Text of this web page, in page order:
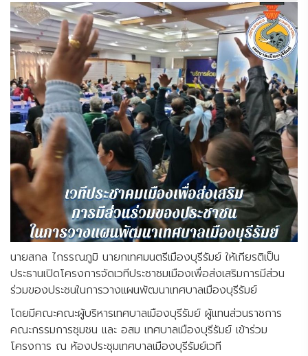
นายสกล ไกรรณภูมิ นายกเทศมนตรีเมืองบุรีรัมย์ ให้เกียรติเป็น
ประธานเปิดโครงการจัดเวทีประชาชมเมืองเพื่อส่งเสริมการมีส่วน
ร่วมของประชนในการวางแผนพัฒนาเทศบาลเมืองบุรีรัมย์
โดยมีคณะคณะผู้บริหารเทศบาลเมืองบุรีรัมย์ ผู้แทนส่วนราชการ
คณะกรรมการชุมชน และ อสม เทศบาลเมืองบุรีรัมย์ เข้าร่วม
โครงการ ณ ห้องประชุมเทศบาลเมืองบุรีรัมย์เวที